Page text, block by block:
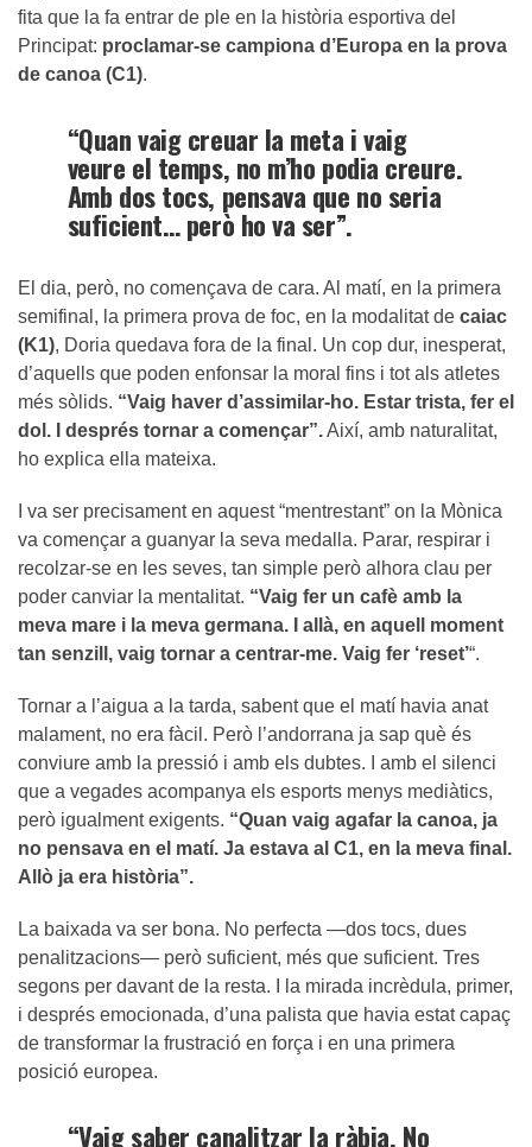
fita que la fa entrar de ple en la història esportiva del
Principat: proclamar-se campiona d’Europa en la prova
de canoa (C1).
“Quan vaig creuar la meta i vaig
veure el temps, no m’ho podia creure.
Amb dos tocs, pensava que no seria
suficient… però ho va ser”.
El dia, però, no començava de cara. Al matí, en la primera
semifinal, la primera prova de foc, en la modalitat de caiac
(K1), Doria quedava fora de la final. Un cop dur, inesperat,
d’aquells que poden enfonsar la moral fins i tot als atletes
més sòlids. “Vaig haver d’assimilar-ho. Estar trista, fer el
dol. I després tornar a començar”.Així, amb naturalitat,
ho explica ella mateixa.
I va ser precisament en aquest “mentrestant” on la Mònica
va començar a guanyar la seva medalla. Parar, respirar i
recolzar-se en les seves, tan simple però alhora clau per
poder canviar la mentalitat. “Vaig fer un cafè amb la
meva mare i la meva germana. I allà, en aquell moment
tan senzill, vaig tornar a centrar-me. Vaig fer ‘reset’“.
Tornar a l’aigua a la tarda, sabent que el matí havia anat
malament, no era fàcil. Però l’andorrana ja sap què és
conviure amb la pressió i amb els dubtes. I amb el silenci
que a vegades acompanya els esports menys mediàtics,
però igualment exigents. “Quan vaig agafar la canoa, ja
no pensava en el matí. Ja estava al C1, en la meva final.
Allò ja era història”.
La baixada va ser bona. No perfecta —dos tocs, dues
penalitzacions— però suficient, més que suficient. Tres
segons per davant de la resta. I la mirada incrèdula, primer,
i després emocionada, d’una palista que havia estat capaç
de transformar la frustració en força i en una primera
posició europea.
“Vaig saber canalitzar la ràbia. No